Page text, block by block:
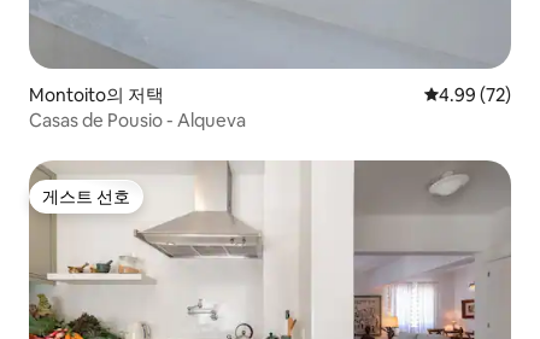
Montoito의 저택 평점 4.99점(5
4.99 (72)
Casas de Pousio - Alqueva
게스트 선호
게스트 선호